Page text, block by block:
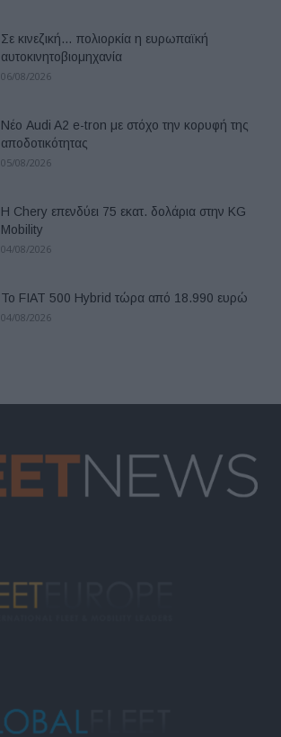
Σε κινεζική… πολιορκία η ευρωπαϊκή
αυτοκινητοβιομηχανία
06/08/2026
Νέο Audi A2 e-tron με στόχο την κορυφή της
αποδοτικότητας
05/08/2026
Η Chery επενδύει 75 εκατ. δολάρια στην KG
Mobility
04/08/2026
Το FIAT 500 Hybrid τώρα από 18.990 ευρώ
04/08/2026